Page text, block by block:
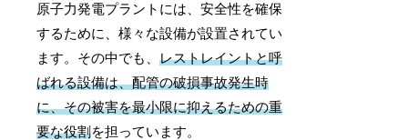
原子力発電プラントには、安全性を確保
するために、様々な設備が設置されてい
ます。その中でも、レストレイントと呼
ばれる設備は、配管の破損事故発生時
に、その被害を最小限に抑えるための重
要な役割を担っています。